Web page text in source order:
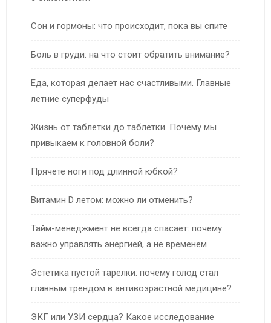
Сон и гормоны: что происходит, пока вы спите
Боль в груди: на что стоит обратить внимание?
Еда, которая делает нас счастливыми. Главные
летние суперфуды
Жизнь от таблетки до таблетки. Почему мы
привыкаем к головной боли?
Прячете ноги под длинной юбкой?
Витамин D летом: можно ли отменить?
Тайм-менеджмент не всегда спасает: почему
важно управлять энергией, а не временем
Эстетика пустой тарелки: почему голод стал
главным трендом в антивозрастной медицине?
ЭКГ или УЗИ сердца? Какое исследование